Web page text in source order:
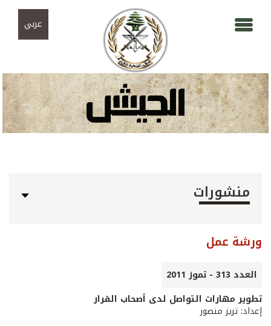
عربي
منشورات
ورشة عمل
العدد 313 - تموز 2011
تطوير مهارات التواصل لدى أصحاب القرار
إعداد: تريز منصور